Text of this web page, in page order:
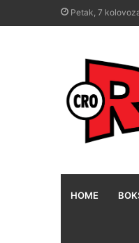
Petak, 7
HOME